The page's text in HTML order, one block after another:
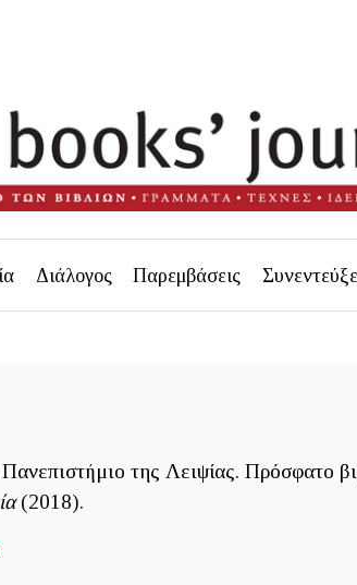
Διάλογος Παρεμβάσεις
της Λειψίας. Πρόσφατο
(2018).